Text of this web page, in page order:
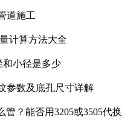
道施工
计算方法大全
和小径是多少
参数及底孔尺寸详解
管？能否用3205或3505代换